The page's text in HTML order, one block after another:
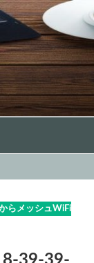
らメッシュWiFi